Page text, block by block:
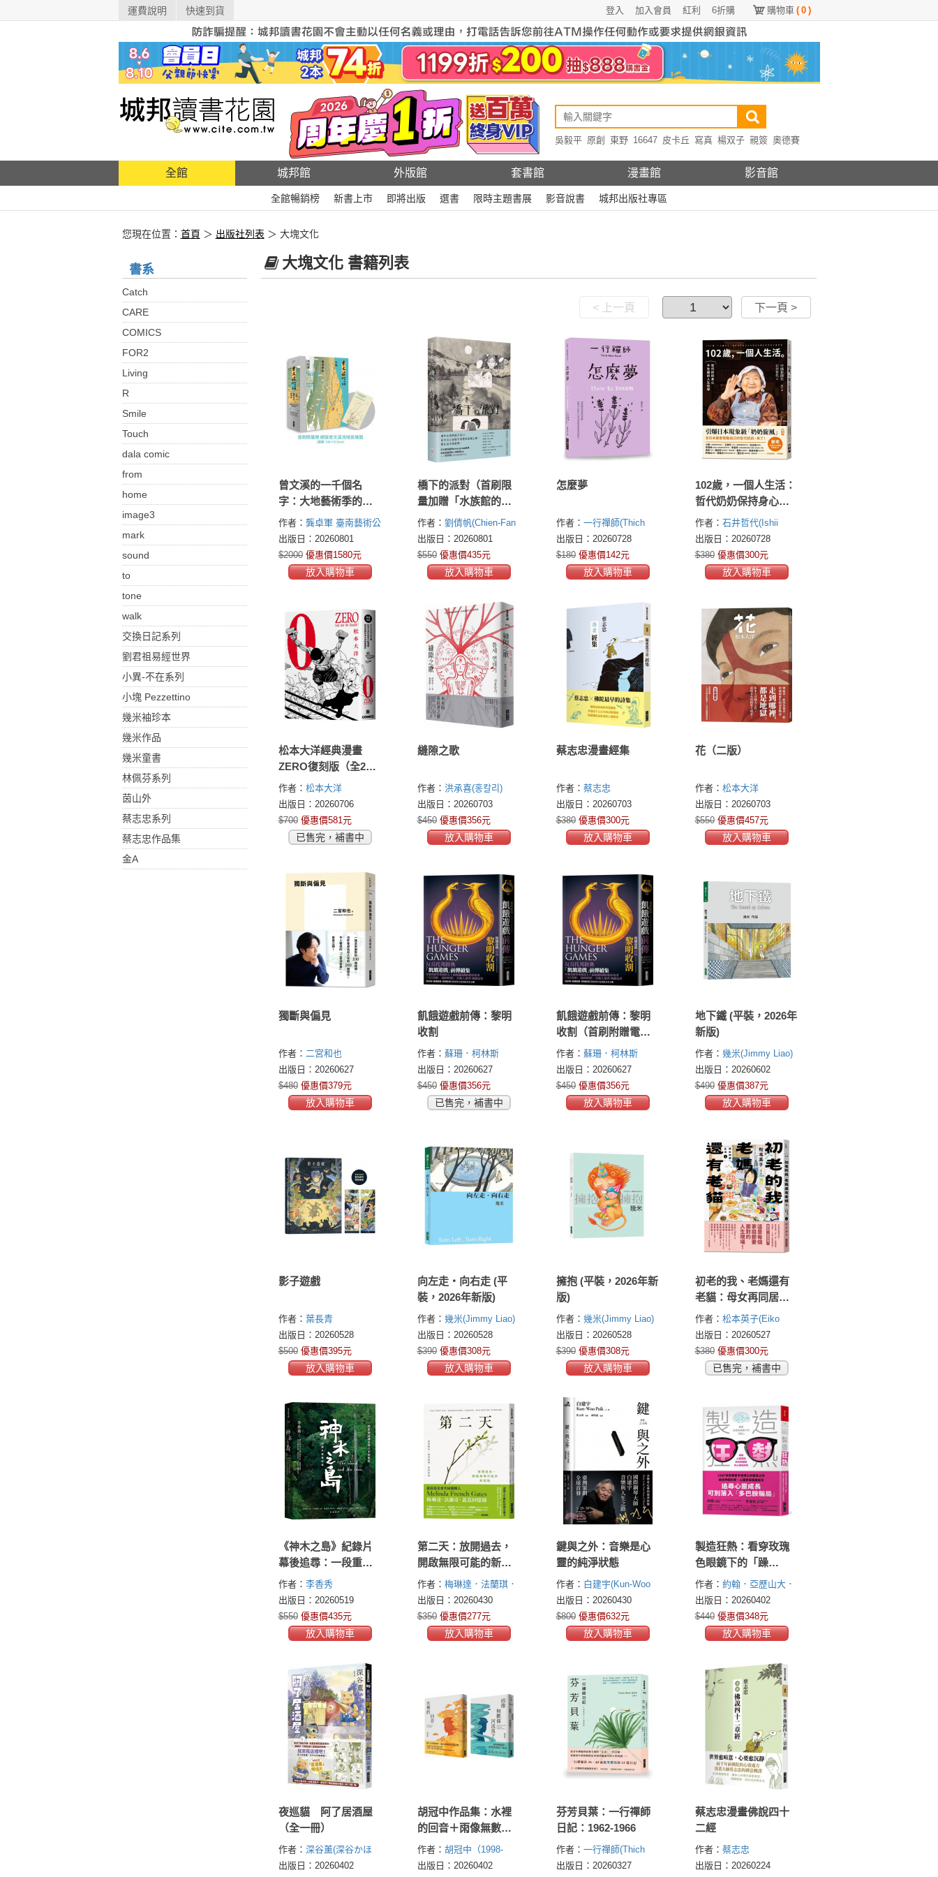
運費說明 快速到貨 購物車 ( 0 )
6折購
紅利
加入會員
登入
吳毅平 原創 東野 16647 皮卡丘 寫真 楊双子 親簽 奧德賽
全館 城邦館 外版館 套書館 漫畫館 影音館
全館暢銷榜 新書上市 即將出版 選書 限時主題書展 影音說書 城邦出版社專區
您現在位置： 首頁 ＞ 出版社列表 ＞ 大塊文化
書系
Catch
CARE
COMICS
FOR2
Living
R
Smile
Touch
dala comic
from
home
image3
mark
sound
to
tone
walk
交換日記系列
劉君祖易經世界
小異-不在系列
小塊 Pezzettino
幾米袖珍本
幾米作品
幾米童書
林佩芬系列
茵山外
蔡志忠系列
蔡志忠作品集
金A
大塊文化 書籍列表
< 上一頁 下一頁 >
曾文溪的一千個名
字：大地藝術季的流
域學（首刷限量加
贈：珍稀絕版「曾文
溪流域地圖摺頁」）
作者： 龔卓軍 臺南藝術公
社(Art Commons Tainan)
出版日：20260801
$2000 優惠價1580元
放入購物車
橋下的派對（首刷限
量加贈「水族館的等
待」全彩海報）
作者： 劉倩帆(Chien-Fan
Liu)
出版日：20260801
$550 優惠價435元
放入購物車
怎麼夢
作者： 一行禪師(Thich
Nhat Hanh)
出版日：20260728
$180 優惠價142元
放入購物車
102歲，一個人生活：
哲代奶奶保持身心不
生鏽的人生哲學
作者： 石井哲代(Ishii
Tetsuyo)
出版日：20260728
$380 優惠價300元
放入購物車
松本大洋經典漫畫
ZERO復刻版（全2
冊）
作者： 松本大洋
(MATSUMOTO TAITOU)
出版日：20260706
$700 優惠價581元
已售完，補書中
縫隙之歌
作者： 洪承喜(홍칼리)
出版日：20260703
$450 優惠價356元
放入購物車
蔡志忠漫畫經集
作者： 蔡志忠
出版日：20260703
$380 優惠價300元
放入購物車
花（二版）
作者： 松本大洋
(MATSUMOTO TAITOU)
出版日：20260703
$550 優惠價457元
放入購物車
獨斷與偏見
作者： 二宮和也
出版日：20260627
$480 優惠價379元
放入購物車
飢餓遊戲前傳：黎明
收割
作者： 蘇珊．柯林斯
(Suzanne Collins)
出版日：20260627
$450 優惠價356元
已售完，補書中
飢餓遊戲前傳：黎明
收割（首刷附贈電影
早場優惠券）
作者： 蘇珊．柯林斯
(Suzanne Collins)
出版日：20260627
$450 優惠價356元
放入購物車
地下鐵 (平裝，2026年
新版)
作者： 幾米(Jimmy Liao)
出版日：20260602
$490 優惠價387元
放入購物車
影子遊戲
作者： 葉長青
出版日：20260528
$500 優惠價395元
放入購物車
向左走・向右走 (平
裝，2026年新版)
作者： 幾米(Jimmy Liao)
出版日：20260528
$390 優惠價308元
放入購物車
擁抱 (平裝，2026年新
版)
作者： 幾米(Jimmy Liao)
出版日：20260528
$390 優惠價308元
放入購物車
初老的我、老媽還有
老貓：母女再同居生
活2
作者： 松本英子(Eiko
Matsumoto)
出版日：20260527
$380 優惠價300元
已售完，補書中
《神木之島》紀錄片
幕後追尋：一段重新
認識臺灣巨木的旅程
作者： 李香秀
出版日：20260519
$550 優惠價435元
放入購物車
第二天：放開過去，
開啟無限可能的新起
點
作者： 梅琳達．法蘭琪．
蓋茲(Melinda French
Gates)
出版日：20260430
$350 優惠價277元
放入購物車
鍵與之外：音樂是心
靈的純淨狀態
作者： 白建宇(Kun-Woo
Paik)
出版日：20260430
$800 優惠價632元
放入購物車
製造狂熱：看穿玫瑰
色眼鏡下的「躁
狂」，識破心靈課程
與宗教體驗的心理操
控術
作者： 約翰．亞歷山大．
亨特博士(Dr. John
Alexander Hunter)
出版日：20260402
$440 優惠價348元
放入購物車
夜巡貓 阿了居酒屋
（全一冊）
作者： 深谷薰(深谷かほ
る)
出版日：20260402
胡冠中作品集：水裡
的回音＋雨像無數條
河流落下
作者： 胡冠中（1998-
2024）黃瀚嶢小令（汪
出版日：20260402
芬芳貝葉：一行禪師
日記：1962-1966
作者： 一行禪師(Thich
Nhat Hanh)
出版日：20260327
蔡志忠漫畫佛說四十
二經
作者： 蔡志忠
出版日：20260224